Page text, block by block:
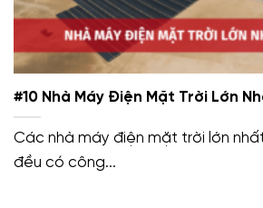
#10 Nhà Máy Điện Mặt Trời Lớn
Các nhà máy điện mặt trời lớn
đều có công...